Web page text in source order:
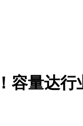
容量达行